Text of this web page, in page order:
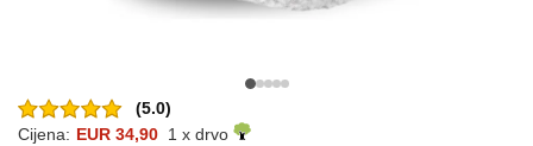
(5.0)
Cijena: EUR 34,90 1 x drvo